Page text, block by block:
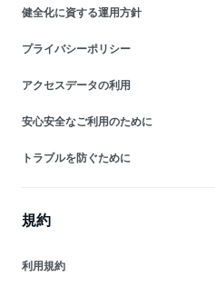
健全化に資する運用方針
プライバシーポリシー
アクセスデータの利用
安心安全なご利用のために
トラブルを防ぐために
規約
利用規約